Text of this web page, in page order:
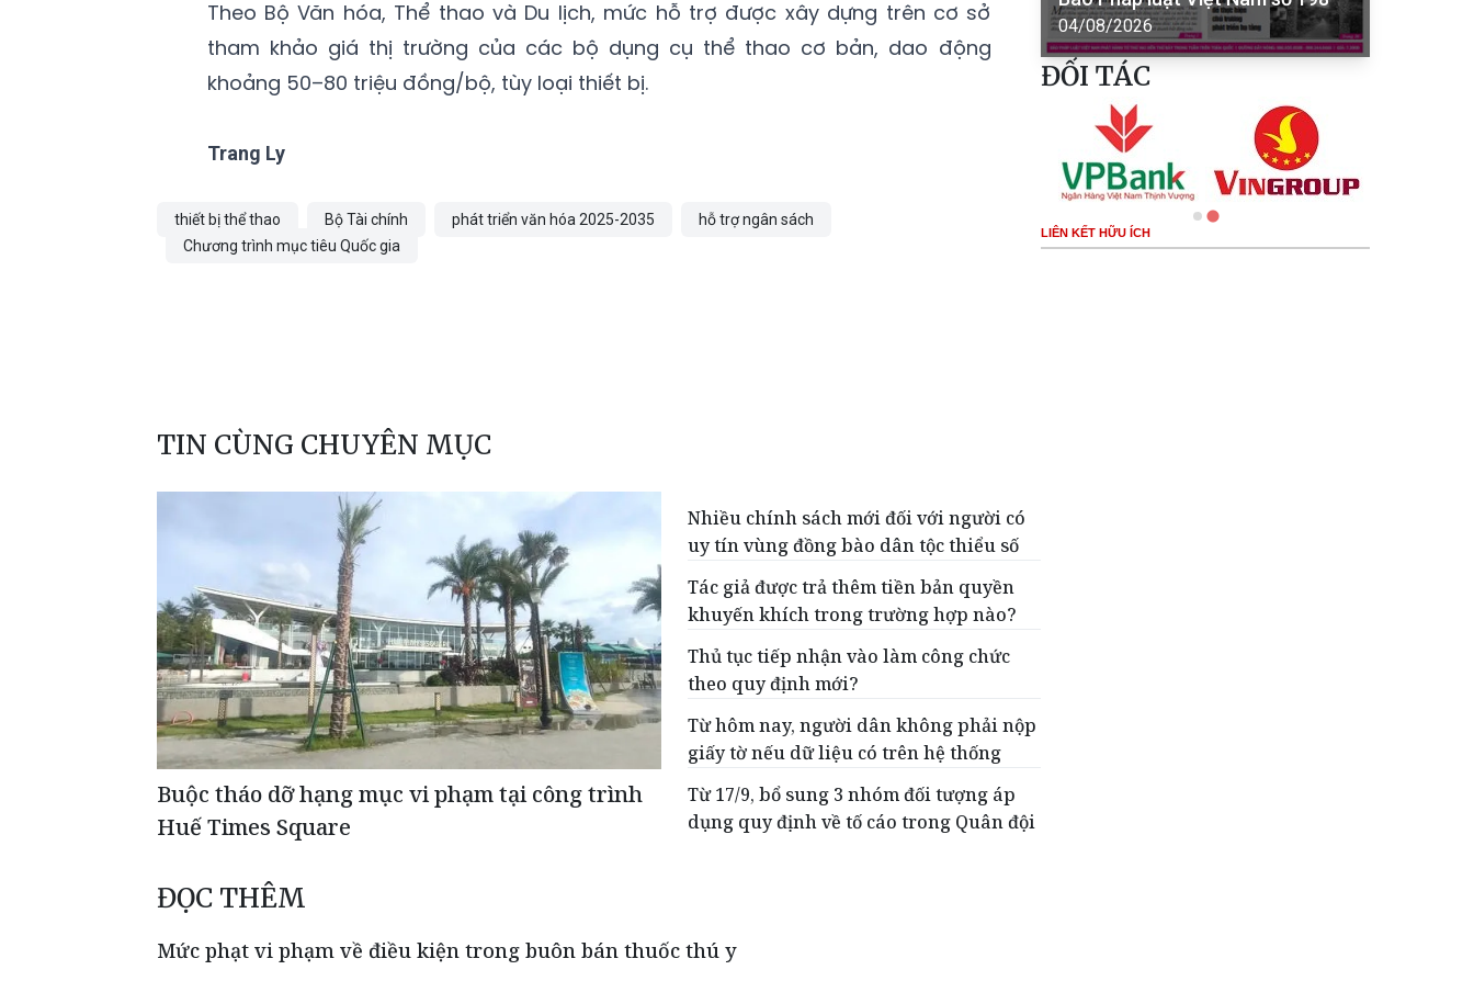
Theo Bộ Văn hóa, Thể thao và Du lịch, mức hỗ trợ được xây dựng trên cơ sở
tham khảo giá thị trường của các bộ dụng cụ thể thao cơ bản, dao động
khoảng 50–80 triệu đồng/bộ, tùy loại thiết bị.
Trang Ly
thiết bị thể thao Bộ Tài chính phát triển văn hóa 2025-2035
hỗ trợ ngân sách
Chương trình mục tiêu Quốc gia
TIN CÙNG CHUYÊN MỤC
Buộc tháo dỡ hạng mục vi phạm tại công trình
Huế Times Square
Nhiều chính sách mới đối với người có
uy tín vùng đồng bào dân tộc thiểu số
Tác giả được trả thêm tiền bản quyền
khuyến khích trong trường hợp nào?
Thủ tục tiếp nhận vào làm công chức
theo quy định mới?
Từ hôm nay, người dân không phải nộp
giấy tờ nếu dữ liệu có trên hệ thống
Từ 17/9, bổ sung 3 nhóm đối tượng áp
dụng quy định về tố cáo trong Quân đội
ĐỌC THÊM
Mức phạt vi phạm về điều kiện trong buôn bán thuốc thú y
04/08/2026
ĐỐI TÁC
LIÊN KẾT HỮU ÍCH